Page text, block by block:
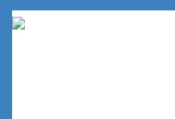
这两个方法都多少有点麻烦
3DS的桌面上，一点即玩，